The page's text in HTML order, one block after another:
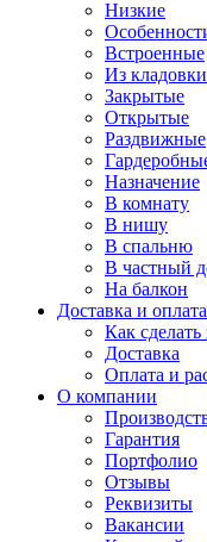
Низкие
Встроенные
Из кладовки
Закрытые
Открытые
Раздвижные
Назначение
В комнату
В нишу
В спальню
В частный
На балкон
Доставка и оплата
Как сделать
Доставка
Оплата и
О компании
Гарантия
Портфолио
Отзывы
Реквизиты
Вакансии